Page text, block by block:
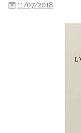
11/07/2018